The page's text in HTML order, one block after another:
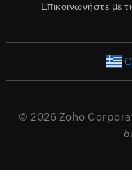
Επικοινωνήστε με
© 2026 Zoho